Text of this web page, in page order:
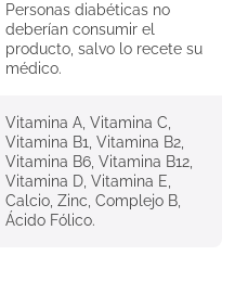
Personas diabéticas no
deberían consumir el
producto, salvo lo recete su
médico.
Vitamina A, Vitamina C,
Vitamina B1, Vitamina B2,
Vitamina B6, Vitamina B12,
Vitamina D, Vitamina E,
Calcio, Zinc, Complejo B,
Ácido Fólico.